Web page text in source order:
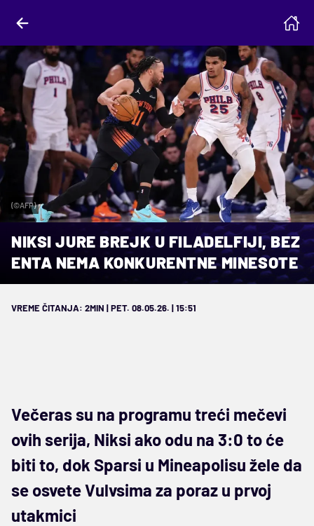
(©AFP)
NIKSI JURE BREJK U FILADELFIJI, BEZ
ENTA NEMA KONKURENTNE MINESOTE
VREME ČITANJA: 2MIN | PET. 08.05.26. | 15:51
Večeras su na programu treći mečevi
ovih serija, Niksi ako odu na 3:0 to će
biti to, dok Sparsi u Mineapolisu žele da
se osvete Vulvsima za poraz u prvoj
utakmici